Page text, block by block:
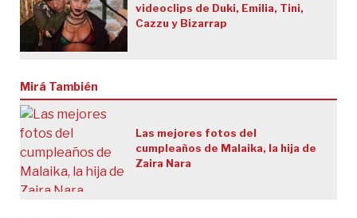
videoclips de Duki, Emilia, Tini,
Cazzu y Bizarrap
Mirá También
Las mejores fotos del
cumpleaños de Malaika, la hija de
Zaira Nara